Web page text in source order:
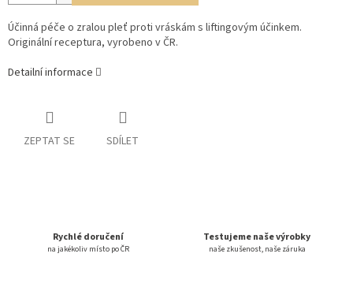
Účinná péče o zralou pleť proti vráskám s liftingovým účinkem.
Originální receptura, vyrobeno v ČR.
Detailní informace
ZEPTAT SE SDÍLET
Rychlé doručení
na jakékoliv místo po ČR
Testujeme naše výrobky
naše zkušenost, naše záruka